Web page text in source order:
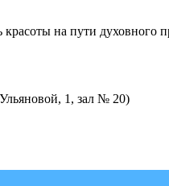
на пути
1, зал № 20)